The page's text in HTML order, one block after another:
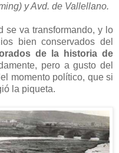
y Avd. de Vallellano.
se va transformando, y lo
bien conservados del
de la historia de
pero a gusto del
momento político, que si
la piqueta.